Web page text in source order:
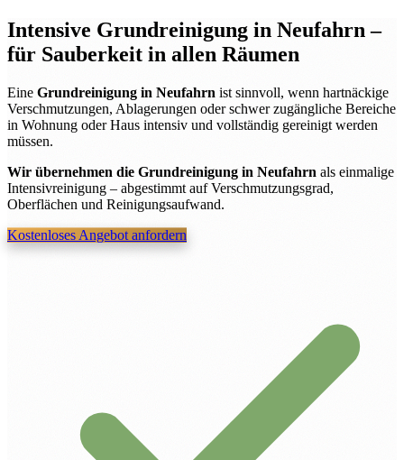
Intensive Grundreinigung in Neufahrn–
für Sauberkeit in allen Räumen
Eine Grundreinigung in Neufahrn ist sinnvoll, wenn hartnäckige
Verschmutzungen, Ablagerungen oder schwer zugängliche Bereiche
in Wohnung oder Haus intensiv und vollständig gereinigt werden
müssen.
Wir übernehmen die Grundreinigung in Neufahrn als einmalige
Intensivreinigung – abgestimmt auf Verschmutzungsgrad,
Oberflächen und Reinigungsaufwand.
Kostenloses Angebot anfordern